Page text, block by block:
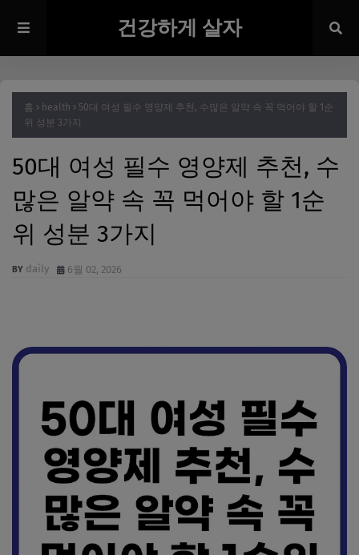
건강하게 살자
홈 health
50대 여성 필수 영양제 추천, 수많은 알약 속 꼭 먹어야 할 1순
위 성분 3가지
50대 여성 필수 영양제 추천, 수
많은 알약 속 꼭 먹어야 할 1순
위 성분 3가지
daily 6월 02, 2026